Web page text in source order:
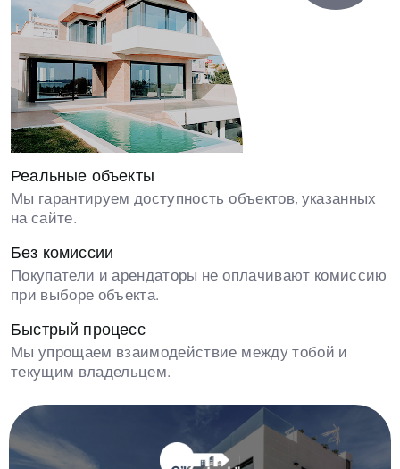
Реальные объекты
Мы гарантируем доступность объектов, указанных
на сайте.
Без комиссии
Покупатели и арендаторы не оплачивают комиссию
при выборе объекта.
Быстрый процесс
Мы упрощаем взаимодействие между тобой и
текущим владельцем.